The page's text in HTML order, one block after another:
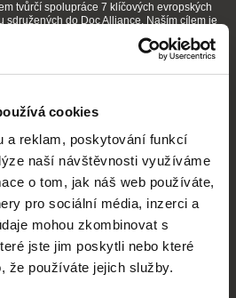
cookies
a reklam, poskytování funkcí
naší návštěvnosti využíváme
o tom, jak náš web používáte,
pro sociální média, inzerci a
mohou zkombinovat s
jste jim poskytli nebo které
že používáte jejich služby.
tvůrčí spolupráce 7 klíčových evropských
sdružených do Doc Alliance. Naším cílem je
Doc Alliance
Millennium Docs
Against Gravity
DOK Leipzig